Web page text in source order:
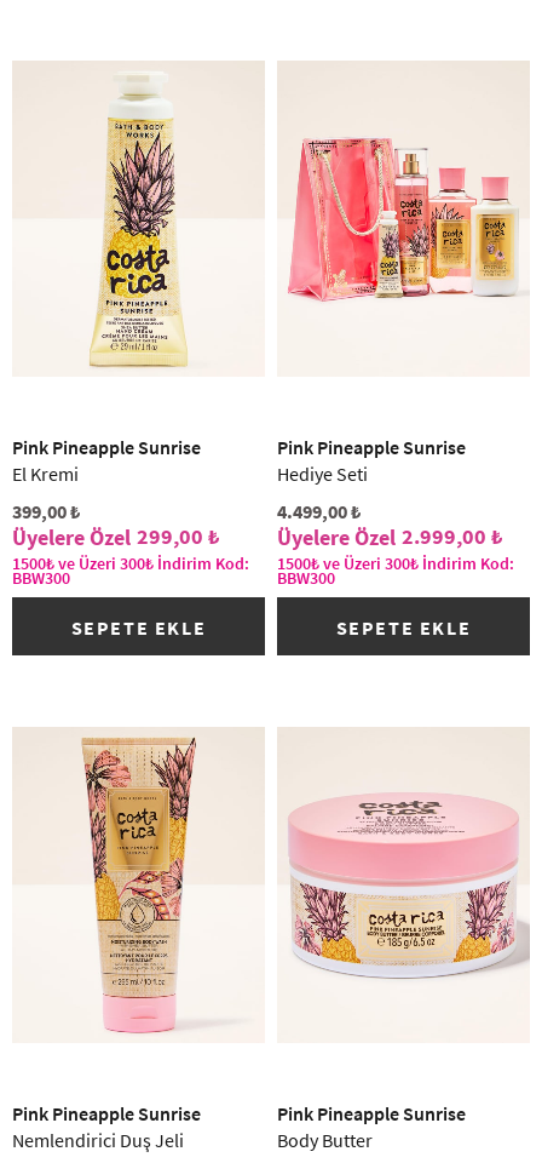
Pink Pineapple Sunrise
El Kremi
399,00 ₺
299,00 ₺
1500₺ ve Üzeri 300₺ İndirim Kod:
BBW300
SEPETE EKLE
Pink Pineapple Sunrise
Hediye Seti
4.499,00 ₺
2.999,00 ₺
1500₺ ve Üzeri 300₺ İndirim Kod:
BBW300
SEPETE EKLE
Pink Pineapple Sunrise
Nemlendirici Duş Jeli
Pink Pineapple Sunrise
Body Butter